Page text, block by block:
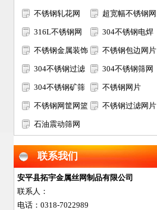
不锈钢轧花网 超宽幅不锈钢网
316L不锈钢网 304不锈钢电焊
网
不锈钢金属装饰
网
不锈钢包边网片
304不锈钢过滤
网筒
304不锈钢筛网
304不锈钢矿筛
网
不锈钢网片
不锈钢网筐网篮 不锈钢过滤网片
石油震动筛网
联系我们
安平县拓宇金属丝网制品有限公司
联系人：
电话：0318-7022989